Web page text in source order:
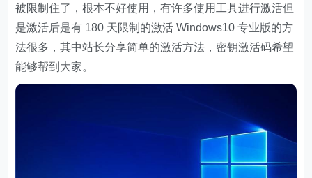
被限制住了，根本不好使用，有许多使用工具进行激活但
是激活后是有 180 天限制的激活 Windows10 专业版的方
法很多，其中站长分享简单的激活方法，密钥激活码希望
能够帮到大家。